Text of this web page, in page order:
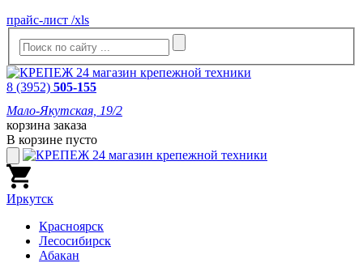
прайс-лист /xls
8 (3952) 505-155
Мало-Якутская, 19/2
корзина заказа
В корзине пусто
Иркутск
Красноярск
Лесосибирск
Абакан